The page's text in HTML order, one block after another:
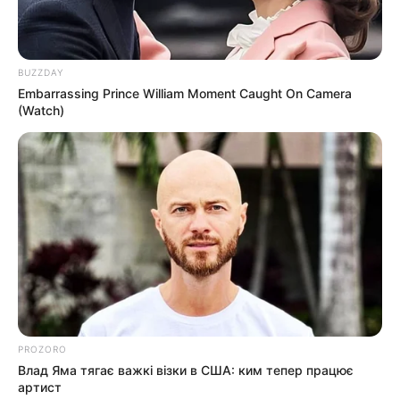
КАТЕГОРІЇ
Без рубрики
Гарячi
Культура
Нам пишуть
Партнерські матеріали
Події
Політика
BUZZDAY
Embarrassing Prince William Moment Caught On Camera
(Watch)
PROZORO
Влад Яма тягає важкі візки в США: ким тепер працює
артист